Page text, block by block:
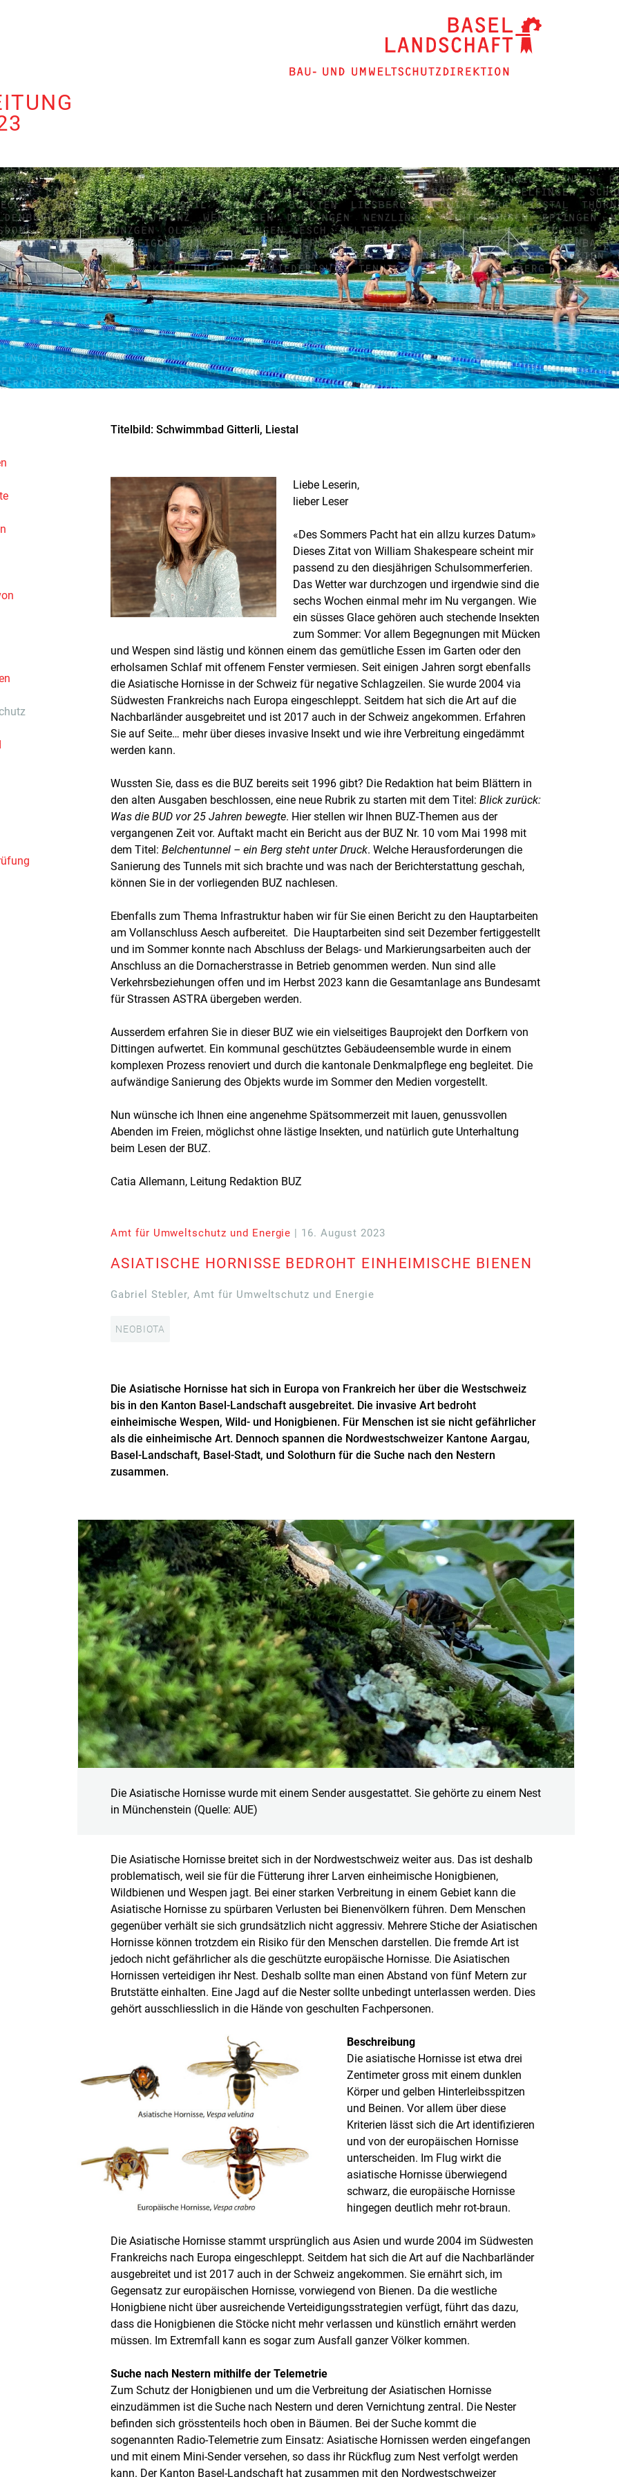
Titelbild: Schwimmbad Gitterli, Liestal
Liebe Leserin,
lieber Leser
«Des Sommers Pacht hat ein allzu kurzes Datum»
Dieses Zitat von William Shakespeare scheint mir
passend zu den diesjährigen Schulsommerferien.
Das Wetter war durchzogen und irgendwie sind die
sechs Wochen einmal mehr im Nu vergangen. Wie
ein süsses Glace gehören auch stechende Insekten
zum Sommer: Vor allem Begegnungen mit Mücken
und Wespen sind lästig und können einem das gemütliche Essen im Garten oder den
erholsamen Schlaf mit offenem Fenster vermiesen. Seit einigen Jahren sorgt ebenfalls
die Asiatische Hornisse in der Schweiz für negative Schlagzeilen. Sie wurde 2004 via
Südwesten Frankreichs nach Europa eingeschleppt. Seitdem hat sich die Art auf die
Nachbarländer ausgebreitet und ist 2017 auch in der Schweiz angekommen. Erfahren
Sie auf Seite… mehr über dieses invasive Insekt und wie ihre Verbreitung eingedämmt
werden kann.
Wussten Sie, dass es die BUZ bereits seit 1996 gibt? Die Redaktion hat beim Blättern in
den alten Ausgaben beschlossen, eine neue Rubrik zu starten mit dem Titel: Blick zurück:
Was die BUD vor 25 Jahren bewegte. Hier stellen wir Ihnen BUZ-Themen aus der
vergangenen Zeit vor. Auftakt macht ein Bericht aus der BUZ Nr. 10 vom Mai 1998 mit
dem Titel: Belchentunnel – ein Berg steht unter Druck. Welche Herausforderungen die
Sanierung des Tunnels mit sich brachte und was nach der Berichterstattung geschah,
können Sie in der vorliegenden BUZ nachlesen.
Ebenfalls zum Thema Infrastruktur haben wir für Sie einen Bericht zu den Hauptarbeiten
am Vollanschluss Aesch aufbereitet. Die Hauptarbeiten sind seit Dezember fertiggestellt
und im Sommer konnte nach Abschluss der Belags- und Markierungsarbeiten auch der
Anschluss an die Dornacherstrasse in Betrieb genommen werden. Nun sind alle
Verkehrsbeziehungen offen und im Herbst 2023 kann die Gesamtanlage ans Bundesamt
für Strassen ASTRA übergeben werden.
Ausserdem erfahren Sie in dieser BUZ wie ein vielseitiges Bauprojekt den Dorfkern von
Dittingen aufwertet. Ein kommunal geschütztes Gebäudeensemble wurde in einem
komplexen Prozess renoviert und durch die kantonale Denkmalpflege eng begleitet. Die
aufwändige Sanierung des Objekts wurde im Sommer den Medien vorgestellt.
Nun wünsche ich Ihnen eine angenehme Spätsommerzeit mit lauen, genussvollen
Abenden im Freien, möglichst ohne lästige Insekten, und natürlich gute Unterhaltung
beim Lesen der BUZ.
Catia Allemann, Leitung Redaktion BUZ
Amt für Umweltschutz und Energie | 16. August 2023
ASIATISCHE HORNISSE BEDROHT EINHEIMISCHE BIENEN
Gabriel Stebler, Amt für Umweltschutz und Energie
NEOBIOTA
Die Asiatische Hornisse hat sich in Europa von Frankreich her über die Westschweiz
bis in den Kanton Basel-Landschaft ausgebreitet. Die invasive Art bedroht
einheimische Wespen, Wild- und Honigbienen. Für Menschen ist sie nicht gefährlicher
als die einheimische Art. Dennoch spannen die Nordwestschweizer Kantone Aargau,
Basel-Landschaft, Basel-Stadt, und Solothurn für die Suche nach den Nestern
zusammen.
Die Asiatische Hornisse wurde mit einem Sender ausgestattet. Sie gehörte zu einem Nest
in Münchenstein (Quelle: AUE)
Die Asiatische Hornisse breitet sich in der Nordwestschweiz weiter aus. Das ist deshalb
problematisch, weil sie für die Fütterung ihrer Larven einheimische Honigbienen,
Wildbienen und Wespen jagt. Bei einer starken Verbreitung in einem Gebiet kann die
Asiatische Hornisse zu spürbaren Verlusten bei Bienenvölkern führen. Dem Menschen
gegenüber verhält sie sich grundsätzlich nicht aggressiv. Mehrere Stiche der Asiatischen
Hornisse können trotzdem ein Risiko für den Menschen darstellen. Die fremde Art ist
jedoch nicht gefährlicher als die geschützte europäische Hornisse. Die Asiatischen
Hornissen verteidigen ihr Nest. Deshalb sollte man einen Abstand von fünf Metern zur
Brutstätte einhalten. Eine Jagd auf die Nester sollte unbedingt unterlassen werden. Dies
gehört ausschliesslich in die Hände von geschulten Fachpersonen.
Beschreibung
Die asiatische Hornisse ist etwa drei
Zentimeter gross mit einem dunklen
Körper und gelben Hinterleibsspitzen
und Beinen. Vor allem über diese
Kriterien lässt sich die Art identifizieren
und von der europäischen Hornisse
unterscheiden. Im Flug wirkt die
asiatische Hornisse überwiegend
schwarz, die europäische Hornisse
hingegen deutlich mehr rot-braun.
Die Asiatische Hornisse stammt ursprünglich aus Asien und wurde 2004 im Südwesten
Frankreichs nach Europa eingeschleppt. Seitdem hat sich die Art auf die Nachbarländer
ausgebreitet und ist 2017 auch in der Schweiz angekommen. Sie ernährt sich, im
Gegensatz zur europäischen Hornisse, vorwiegend von Bienen. Da die westliche
Honigbiene nicht über ausreichende Verteidigungsstrategien verfügt, führt das dazu,
dass die Honigbienen die Stöcke nicht mehr verlassen und künstlich ernährt werden
müssen. Im Extremfall kann es sogar zum Ausfall ganzer Völker kommen.
Suche nach Nestern mithilfe der Telemetrie
Zum Schutz der Honigbienen und um die Verbreitung der Asiatischen Hornisse
einzudämmen ist die Suche nach Nestern und deren Vernichtung zentral. Die Nester
befinden sich grösstenteils hoch oben in Bäumen. Bei der Suche kommt die
sogenannten Radio-Telemetrie zum Einsatz: Asiatische Hornissen werden eingefangen
und mit einem Mini-Sender versehen, so dass ihr Rückflug zum Nest verfolgt werden
kann. Der Kanton Basel-Landschaft hat zusammen mit den Nordwestschweizer